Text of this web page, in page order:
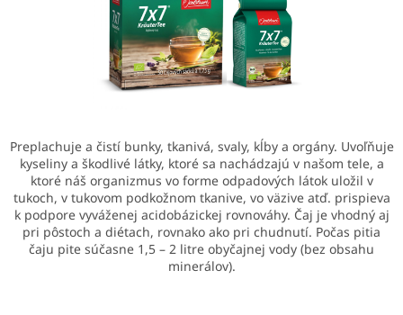
Preplachuje a čistí bunky, tkanivá, svaly, kĺby a orgány. Uvoľňuje
kyseliny a škodlivé látky, ktoré sa nachádzajú v našom tele, a
ktoré náš organizmus vo forme odpadových látok uložil v
tukoch, v tukovom podkožnom tkanive, vo väzive atď. prispieva
k podpore vyváženej acidobázickej rovnováhy. Čaj je vhodný aj
pri pôstoch a diétach, rovnako ako pri chudnutí. Počas pitia
čaju pite súčasne 1,5 – 2 litre obyčajnej vody (bez obsahu
minerálov).